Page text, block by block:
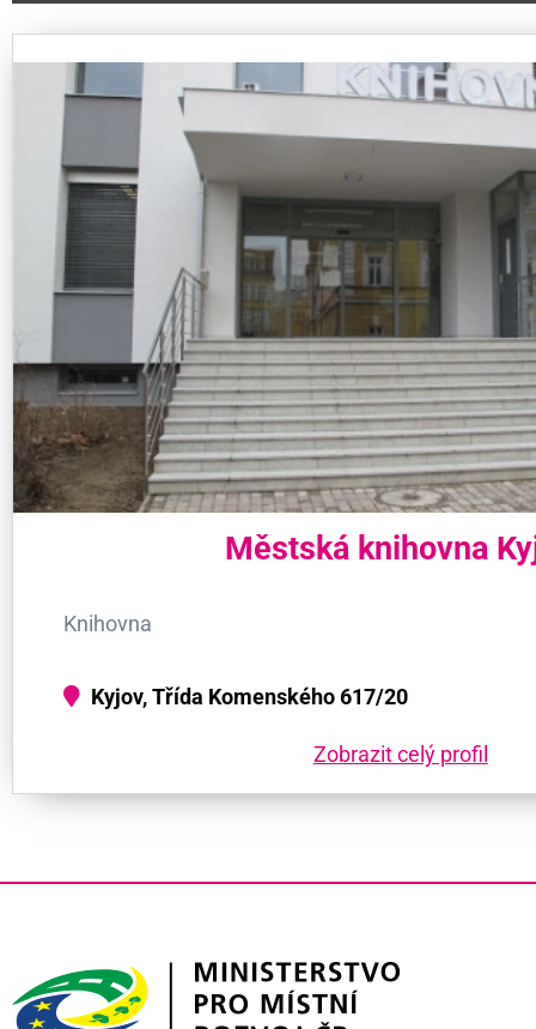
Městská knihovna
Knihovna
Kyjov, Třída Komenského 617/20
Zobrazit celý profil